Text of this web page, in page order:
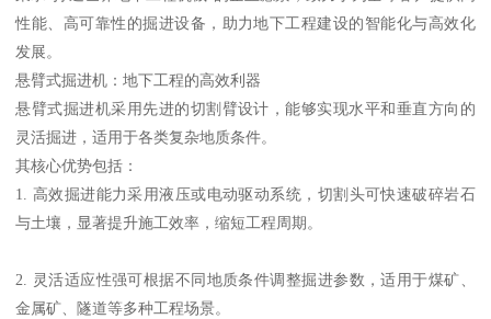
性能、高可靠性的掘进设备，助力地下工程建设的智能化与高效化
发展。
悬臂式掘进机：地下工程的高效利器
悬臂式掘进机采用先进的切割臂设计，能够实现水平和垂直方向的
灵活掘进，适用于各类复杂地质条件。
其核心优势包括：
1. 高效掘进能力采用液压或电动驱动系统，切割头可快速破碎岩石
与土壤，显著提升施工效率，缩短工程周期。
2. 灵活适应性强可根据不同地质条件调整掘进参数，适用于煤矿、
金属矿、隧道等多种工程场景。